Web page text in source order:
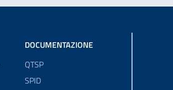
DOCUMENTAZIONE
QTSP
SPID